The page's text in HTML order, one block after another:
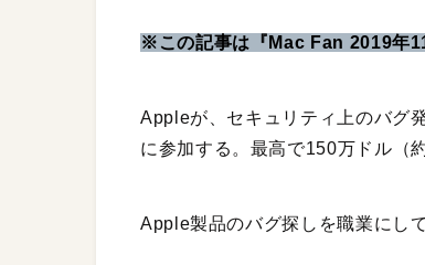
※この記事は『Mac Fan 2019年
Appleが、セキュリティ上のバグ
に参加する。最高で150万ドル（
Apple製品のバグ探しを職業にし